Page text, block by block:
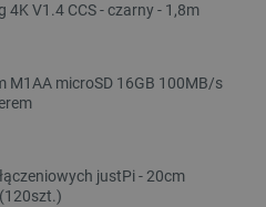
4K V1.4 CCS - czarny - 1,8m
M1AA microSD 16GB 100MB/s
justPi - 20cm